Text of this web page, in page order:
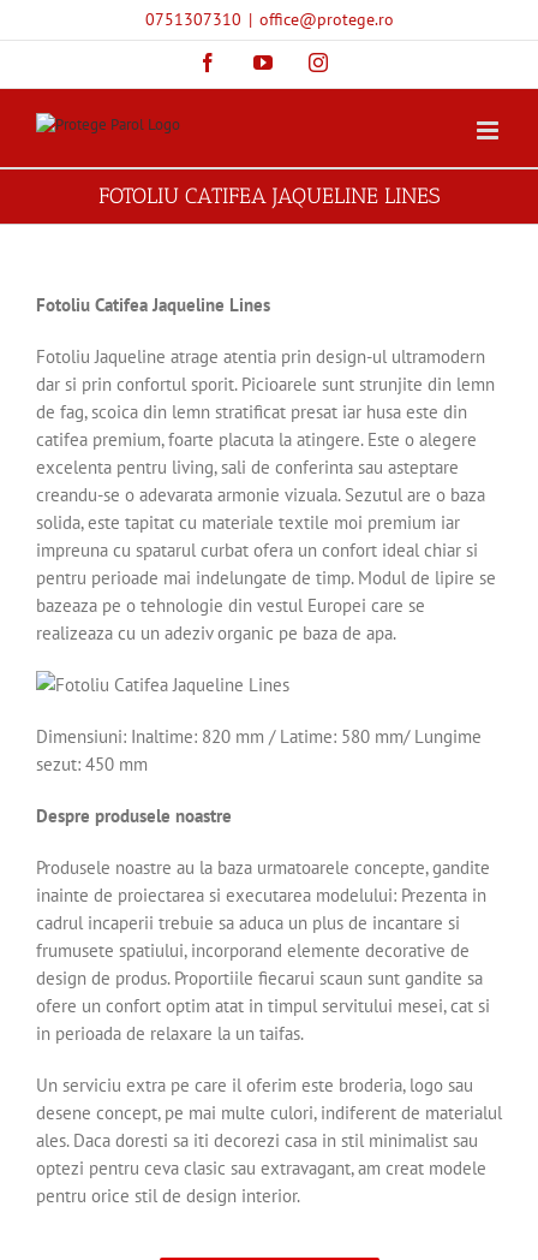
0751307310 | office@protege.ro
FacebookYouTubeInstagram
FOTOLIU CATIFEA JAQUELINE LINES
Fotoliu Catifea Jaqueline Lines
Fotoliu Jaqueline atrage atentia prin design-ul ultramodern
dar si prin confortul sporit. Picioarele sunt strunjite din lemn
de fag, scoica din lemn stratificat presat iar husa este din
catifea premium, foarte placuta la atingere. Este o alegere
excelenta pentru living, sali de conferinta sau asteptare
creandu-se o adevarata armonie vizuala. Sezutul are o baza
solida, este tapitat cu materiale textile moi premium iar
impreuna cu spatarul curbat ofera un confort ideal chiar si
pentru perioade mai indelungate de timp. Modul de lipire se
bazeaza pe o tehnologie din vestul Europei care se
realizeaza cu un adeziv organic pe baza de apa.
Dimensiuni: Inaltime: 820 mm / Latime: 580 mm/ Lungime
sezut: 450 mm
Despre produsele noastre
Produsele noastre au la baza urmatoarele concepte, gandite
inainte de proiectarea si executarea modelului: Prezenta in
cadrul incaperii trebuie sa aduca un plus de incantare si
frumusete spatiului, incorporand elemente decorative de
design de produs. Proportiile fiecarui scaun sunt gandite sa
ofere un confort optim atat in timpul servitului mesei, cat si
in perioada de relaxare la un taifas.
Un serviciu extra pe care il oferim este broderia, logo sau
desene concept, pe mai multe culori, indiferent de materialul
ales. Daca doresti sa iti decorezi casa in stil minimalist sau
optezi pentru ceva clasic sau extravagant, am creat modele
pentru orice stil de design interior.